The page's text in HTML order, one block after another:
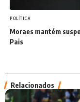
POLÍTICA
Moraes mantém
Pais
Relacionados